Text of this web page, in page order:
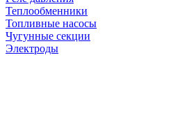
Теплообменники
Топливные насосы
Чугунные секции
Электроды